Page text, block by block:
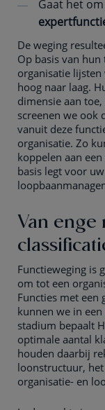
Gaat het
De weging
Op basis van
organisatie
hoog naar laag.
dimensie aan
screenen we ook
vanuit deze
organisatie. Zo
koppelen aan
basis legt voor
Van
Functieweging is
om tot een
Functies met een
kunnen we in
stadium bepaalt
optimale aantal
houden daarbij
loonstructuur,
organisatie- en